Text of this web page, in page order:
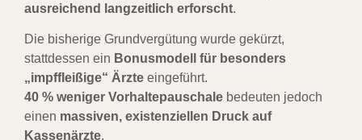
ausreichend langzeitlich erforscht.
Die bisherige Grundvergütung wurde gekürzt,
stattdessen ein Bonusmodell für besonders
„impffleißige“ Ärzte eingeführt.
40 % weniger Vorhaltepauschale bedeuten jedoch
einen massiven, existenziellen Druck auf
Kassenärzte.